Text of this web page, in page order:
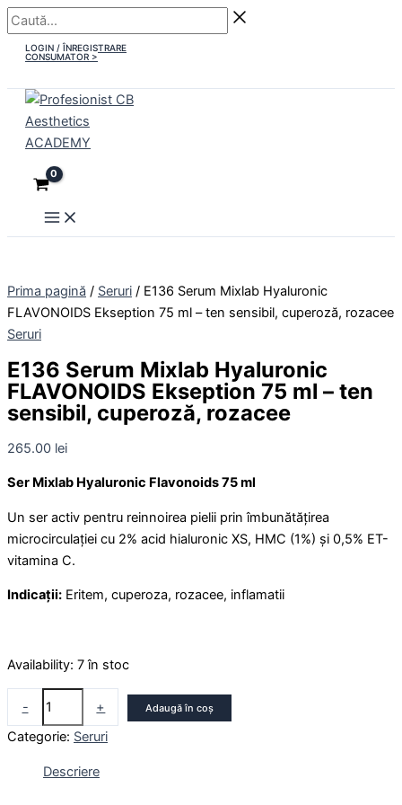
Skip
to
content
Caută...
LOGIN / ÎNREGISTRARE
CONSUMATOR >
Menu
Prima pagină / Seruri / E136 Serum Mixlab Hyaluronic
FLAVONOIDS Ekseption 75 ml – ten sensibil, cuperoză, rozacee
Seruri
E136 Serum Mixlab Hyaluronic
FLAVONOIDS Ekseption 75 ml – ten
sensibil, cuperoză, rozacee
265.00 lei
Ser Mixlab Hyaluronic Flavonoids 75 ml
Un ser activ pentru reinnoirea pielii prin îmbunătățirea
microcirculației cu 2% acid hialuronic XS, HMC (1%) și 0,5% ET-
vitamina C.
Indicații: Eritem, cuperoza, rozacee, inflamatii
Availability: 7 în stoc
-
Cantitate
E136
Serum
Hyaluronic
FLAVONOIDS
Ekseption
rozacee
+ Adaugă în coș
Categorie: Seruri
Descriere